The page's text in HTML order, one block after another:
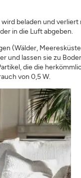
beladen und
in die Luft abgeben.
(Wälder,
und lassen sie zu
die die
von 0,5 W.